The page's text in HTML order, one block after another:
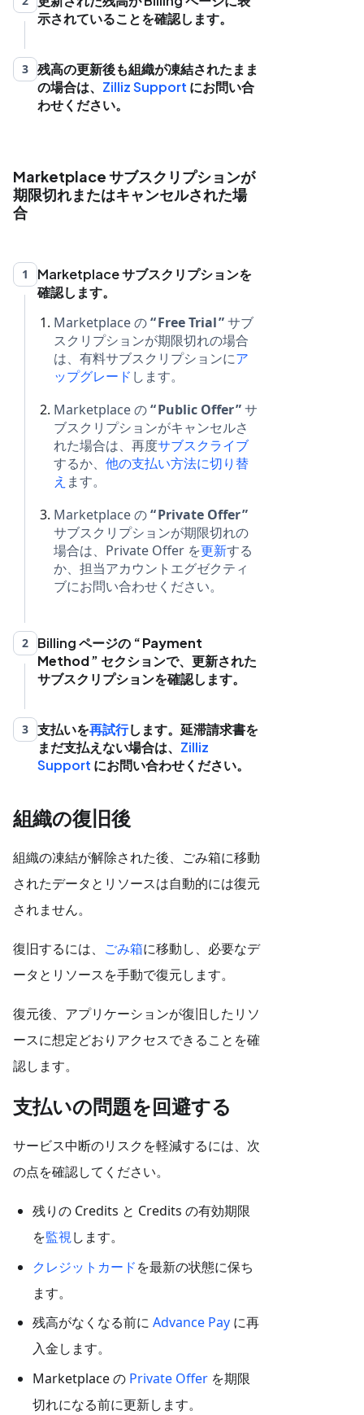
示されていることを確認します。
3 残高の更新後も組織が凍結されたまま
の場合は、 Zilliz Support にお問い合
わせください。
Marketplace サブスクリプションが
期限切れまたはキャンセルされた場
合
1
Marketplace サブスクリプションを
確認します。
Marketplace の Free Trial
サブ
スクリプションが期限切れの場合
は、有料サブスクリプションにア
ップグレード します。
Marketplace の
Public Offer サ
ブスクリプションがキャンセルさ
れた場合は、再度サブスクライブ
するか、 他の支払い方法に切り替
え ます。
Marketplace の
Private Offer
サブスクリプションが期限切れの
場合は、Private Offer を更新する
か、担当アカウントエグゼクティ
ブにお問い合わせください。
2 Billing ページの
Payment
Method
セクションで、更新された
サブスクリプションを確認します。
3 支払いを再試行します。延滞請求書を
まだ支払えない場合は、 Zilliz
Support にお問い合わせください。
組織の復旧後
組織の凍結が解除された後、ごみ箱に移動
されたデータとリソースは自動的には復元
されません。
復旧するには、 ごみ箱に移動し、必要なデ
ータとリソースを手動で復元します。
復元後、アプリケーションが復旧したリソ
ースに想定どおりアクセスできることを確
認します。
支払いの問題を回避する
サービス中断のリスクを軽減するには、次
の点を確認してください。
残りの Credits と Credits の有効期限
を監視します。
クレジットカードを最新の状態に保ち
ます。
残高がなくなる前に Advance Pay に再
入金します。
Marketplace の Private Offer を期限
切れになる前に更新します。